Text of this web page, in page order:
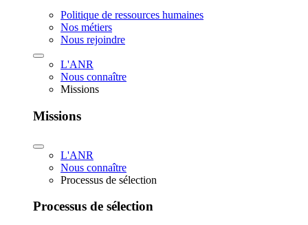
Politique de ressources humaines
Nos métiers
Nous rejoindre
L'ANR
Nous connaître
Missions
Missions
L'ANR
Nous connaître
Processus de sélection
Processus de sélection